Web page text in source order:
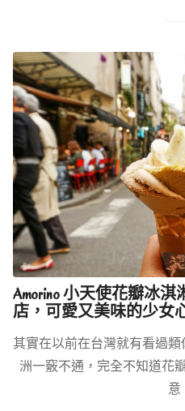
Amorino 小天使花瓣冰
店，可愛又美味的少女
其實在以前在台灣就有看過
洲一竅不通，完全不知道花
意